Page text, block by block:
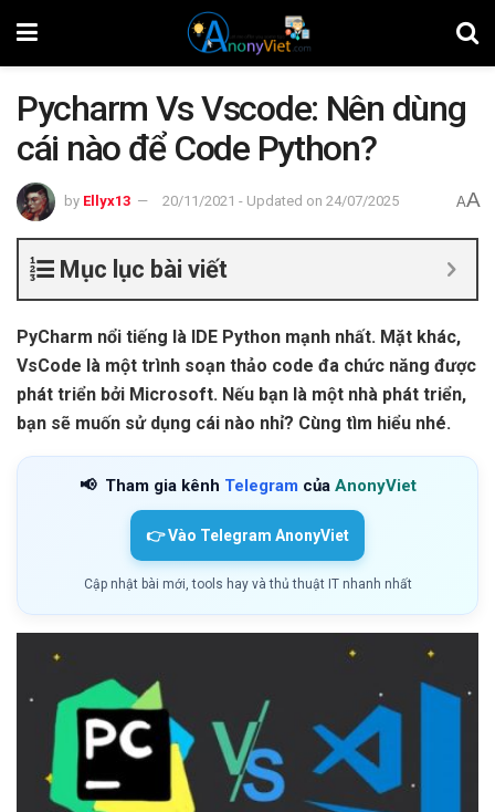
Pycharm Vs Vscode: Nên dùng
cái nào để Code Python?
by Ellyx13 20/11/2021 - Updated on 24/07/2025 AA
Mục lục bài viết
PyCharm nổi tiếng là IDE Python mạnh nhất. Mặt khác,
VsCode là một trình soạn thảo code đa chức năng được
phát triển bởi Microsoft. Nếu bạn là một nhà phát triển,
bạn sẽ muốn sử dụng cái nào nhỉ? Cùng tìm hiểu nhé.
📢 Tham gia kênh Telegram của AnonyViet
👉 Vào Telegram AnonyViet
Cập nhật bài mới, tools hay và thủ thuật IT nhanh nhất